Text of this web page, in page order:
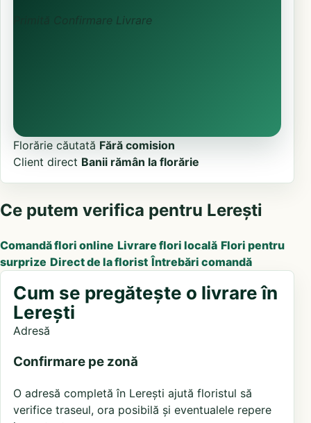
Confirmare Livrare
Florărie căutată Fără comision
Client direct Banii rămân la florărie
Ce putem verifica pentru Lerești
Comandă flori online Livrare flori locală Flori pentru
surprize Direct de la florist Întrebări comandă
Cum se pregătește o livrare în
Lerești
Adresă
Confirmare pe zonă
O adresă completă în Lerești ajută floristul să
verifice traseul, ora posibilă și eventualele repere